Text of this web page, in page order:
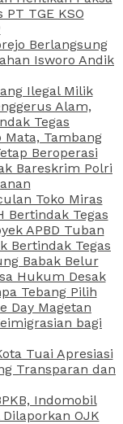
TGE KSO
Berlangsung
Isworo Andik
Ilegal Milik
Alam,
Tegas
Tambang
Beroperasi
Bareskrim Polri
Toko Miras
Bertindak Tegas
APBD Tuban
Bertindak Tegas
Babak Belur
Hukum Desak
Tebang Pilih
Day Magetan
bagi
Tuai Apresiasi
Transparan dan
Indomobil
OJK